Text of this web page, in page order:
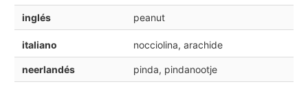
inglés peanut
italiano nocciolina, arachide
neerlandés pinda, pindanootje